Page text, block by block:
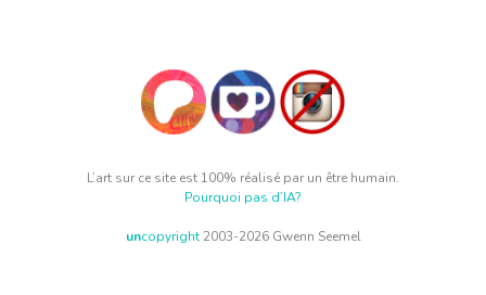
L’art sur ce site est 100% réalisé par un être humain.
Pourquoi pas d’IA?
uncopyright2003-2026 Gwenn Seemel